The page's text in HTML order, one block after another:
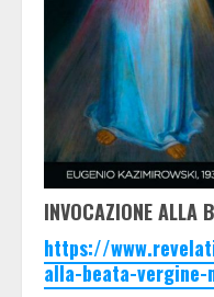
INVOCAZIONE ALLA
https://
alla-beata-